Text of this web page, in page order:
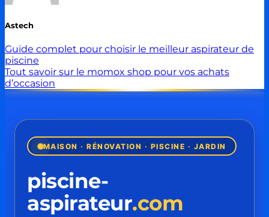
Astech
Guide complet pour choisir le meilleur aspirateur de
piscine
Tout savoir sur le momox shop pour vos achats
d’occasion
MAISON · RÉNOVATION · PISCINE · JARDIN
piscine-
aspirateur.com